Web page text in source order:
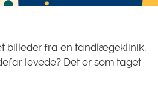
billeder fra en tandlægeklinik,
levede? Det er som taget